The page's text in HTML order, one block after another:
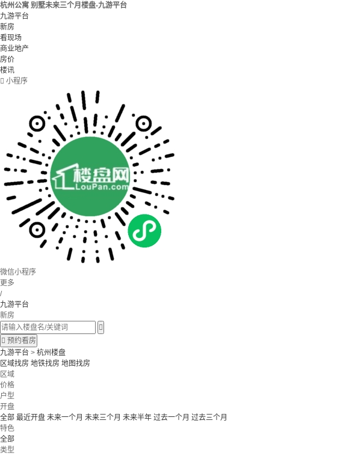
杭州公寓 别墅未来三个月楼盘-九游平台
九游平台
新房
看现场
商业地产
房价
楼讯
 小程序
微信小程序
更多
/
九游平台
新房

 预约看房
九游平台 > 杭州楼盘
区域找房 地铁找房 地图找房
区域
价格
户型
开盘
全部 最近开盘 未来一个月 未来三个月 未来半年 过去一个月 过去三个月
特色
全部
类型